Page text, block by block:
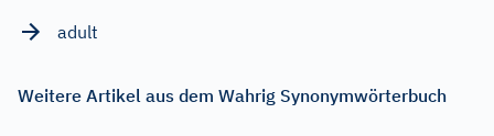
adult
Weitere Artikel aus dem Wahrig Synonymwörterbuch